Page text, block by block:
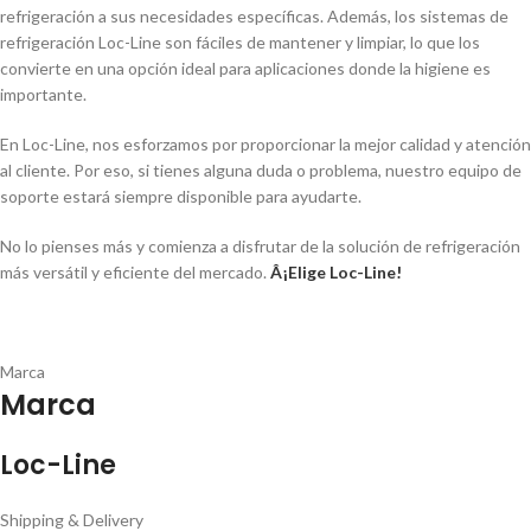
refrigeración a sus necesidades especí­ficas. Además, los sistemas de
refrigeración Loc-Line son fáciles de mantener y limpiar, lo que los
convierte en una opción ideal para aplicaciones donde la higiene es
importante.
En Loc-Line, nos esforzamos por proporcionar la mejor calidad y atención
al cliente. Por eso, si tienes alguna duda o problema, nuestro equipo de
soporte estará siempre disponible para ayudarte.
No lo pienses más y comienza a disfrutar de la solución de refrigeración
más versátil y eficiente del mercado. Â¡Elige Loc-Line!
Marca
Marca
Loc-Line
Shipping & Delivery